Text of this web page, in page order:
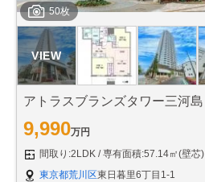
50枚
アトラスブランズタワー三河島
9,990万円
間取り:2LDK
専有面積:57.14㎡(壁芯)
東京都荒川区東日暮里6丁目1-1